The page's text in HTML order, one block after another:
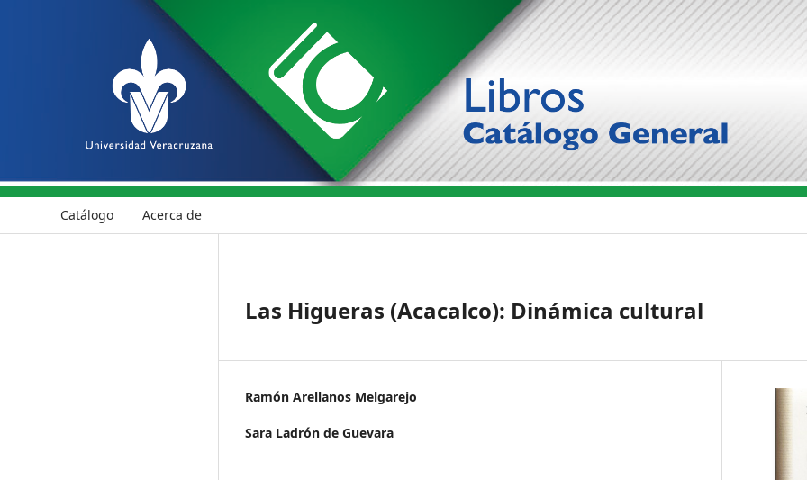
Catálogo Acerca de
Las Higueras (Acacalco): Dinámica cultural
Ramón Arellanos Melgarejo
Sara Ladrón de Guevara